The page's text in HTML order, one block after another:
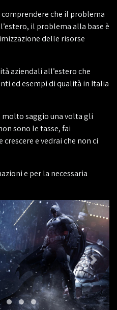
che il problema
il problema alla base è
delle risorse
aziendali all’estero che
ed esempi di qualità in Italia
molto saggio una volta gli
sono le tasse, fai
e vedrai che non ci
e per la necessaria